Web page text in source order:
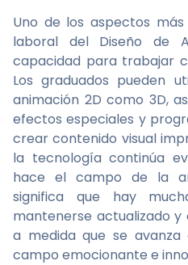
Uno de los aspectos
laboral del Diseño de
capacidad para trabajar
Los graduados pueden
animación 2D como 3D,
efectos especiales y
crear contenido visual
la tecnología continúa
hace el campo de la
significa que hay
mantenerse actualizado
a medida que se
campo emocionante e